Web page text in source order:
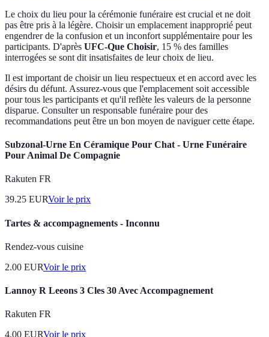
Le choix du lieu pour la cérémonie funéraire est crucial et ne doit
pas être pris à la légère. Choisir un emplacement inapproprié peut
engendrer de la confusion et un inconfort supplémentaire pour les
participants. D'après UFC-Que Choisir, 15 % des familles
interrogées se sont dit insatisfaites de leur choix de lieu.
Il est important de choisir un lieu respectueux et en accord avec les
désirs du défunt. Assurez-vous que l'emplacement soit accessible
pour tous les participants et qu'il reflète les valeurs de la personne
disparue. Consulter un responsable funéraire pour des
recommandations peut être un bon moyen de naviguer cette étape.
Subzonal-Urne En Céramique Pour Chat - Urne Funéraire
Pour Animal De Compagnie
Rakuten FR
39.25 EURVoir le prix
Tartes & accompagnements - Inconnu
Rendez-vous cuisine
2.00 EURVoir le prix
Lannoy R Leeons 3 Cles 30 Avec Accompagnement
Rakuten FR
4.00 EURVoir le prix